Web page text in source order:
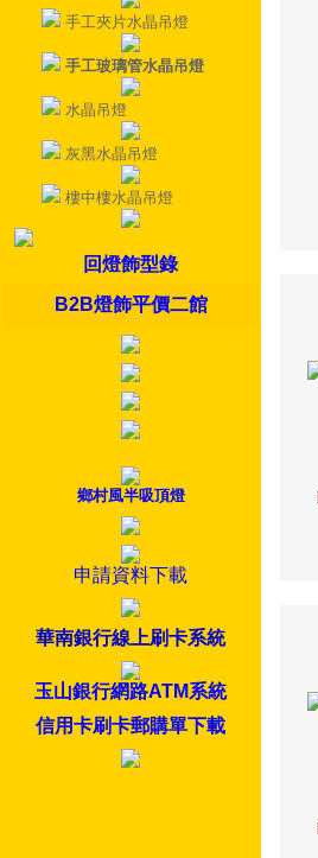
手工夾片水晶吊燈
手工玻璃管水晶吊燈
水晶吊燈
灰黑水晶吊燈
樓中樓水晶吊燈
回燈飾型錄
B2B燈飾平價二館
鄉村風半吸頂燈
申請資料下載
華南銀行線上刷卡系統
玉山銀行網路ATM系統
信用卡刷卡郵購單下載